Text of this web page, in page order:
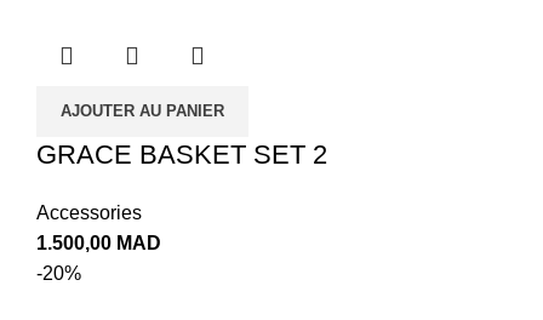
AJOUTER AU PANIER
GRACE BASKET SET 2
Accessories
1.500,00 MAD
-20%